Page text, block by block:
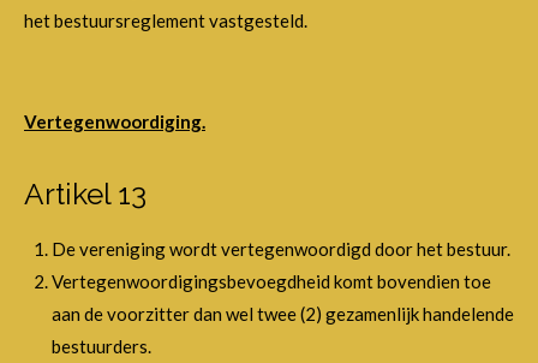
het bestuursreglement vastgesteld.
Vertegenwoordiging.
Artikel 13
De vereniging wordt vertegenwoordigd door het bestuur.
Vertegenwoordigingsbevoegdheid komt bovendien toe
aan de voorzitter dan wel twee (2) gezamenlijk handelende
bestuurders.